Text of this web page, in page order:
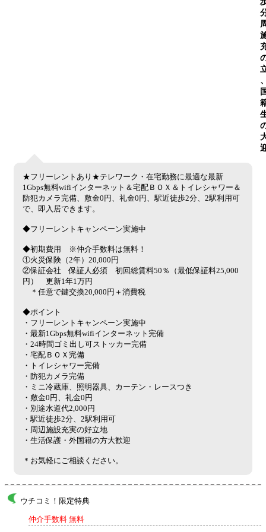
★フリーレントあり★テレワーク・在宅勤務に最適な最新
1Gbps無料wifiインターネット＆宅配ＢＯＸ＆トイレシャワー＆
防犯カメラ完備、敷金0円、礼金0円、駅近徒歩2分、2駅利用可
で、即入居できます。
◆フリーレントキャンペーン実施中
◆初期費用 ※仲介手数料は無料！
①火災保険（2年）20,000円
②保証会社 保証人必須 初回総賃料50％（最低保証料25,000
円） 更新1年1万円
＊任意で鍵交換20,000円＋消費税
◆ポイント
・フリーレントキャンペーン実施中
・最新1Gbps無料wifiインターネット完備
・24時間ゴミ出し可ストッカー完備
・宅配ＢＯＸ完備
・トイレシャワー完備
・防犯カメラ完備
・ミニ冷蔵庫、照明器具、カーテン・レースつき
・敷金0円、礼金0円
・別途水道代2,000円
・駅近徒歩2分、2駅利用可
・周辺施設充実の好立地
・生活保護・外国籍の方大歓迎
＊お気軽にご相談ください。
ウチコミ！限定特典
仲介手数料 無料